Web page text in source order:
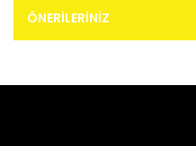
ÖNERILERINIZ